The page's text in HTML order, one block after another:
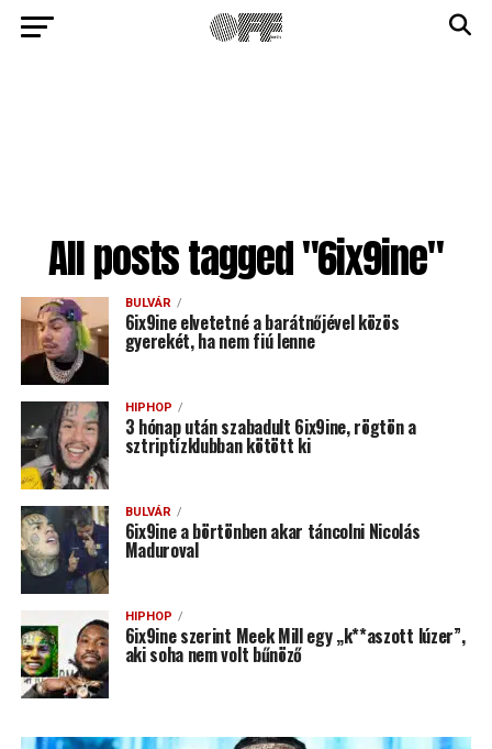
All posts tagged "6ix9ine"
BULVÁR
6ix9ine elvetetné a barátnőjével közös
gyerekét, ha nem fiú lenne
HIPHOP
3 hónap után szabadult 6ix9ine, rögtön a
sztriptízklubban kötött ki
BULVÁR
6ix9ine a börtönben akar táncolni Nicolás
Maduroval
HIPHOP
6ix9ine szerint Meek Mill egy „k**aszott lúzer”,
aki soha nem volt bűnöző